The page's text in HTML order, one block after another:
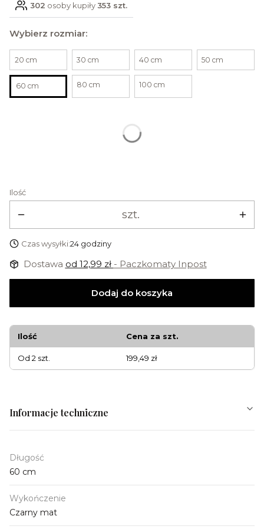
302 osoby kupiły 353 szt.
Wybierz rozmiar:
20 cm 30 cm 40 cm 50 cm
60 cm 80 cm 100 cm
Poszczególne warianty mogą różnić się ceną
Ilość
szt.
Czas wysyłki:24 godziny
Dostawa od 12,99 zł - Paczkomaty Inpost
Dodaj do koszyka
Ilość Cena za szt.
Od 2 szt. 199,49 zł
Informacje techniczne
Długość
60 cm
Wykończenie
Czarny mat